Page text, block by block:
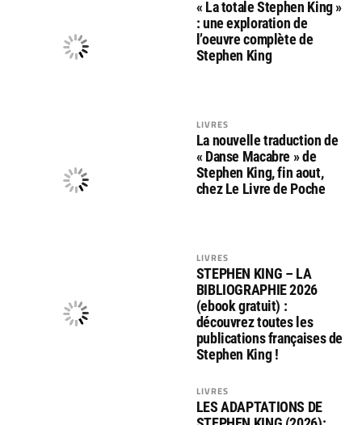
« La totale Stephen King »
: une exploration de
l’oeuvre complète de
Stephen King
LIVRES
La nouvelle traduction de
« Danse Macabre » de
Stephen King, fin aout,
chez Le Livre de Poche
LIVRES
STEPHEN KING – LA
BIBLIOGRAPHIE 2026
(ebook gratuit) :
découvrez toutes les
publications françaises de
Stephen King !
LIVRES
LES ADAPTATIONS DE